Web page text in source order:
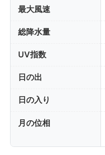
最大風速
総降水量
UV指数
日の出
日の入り
月の位相